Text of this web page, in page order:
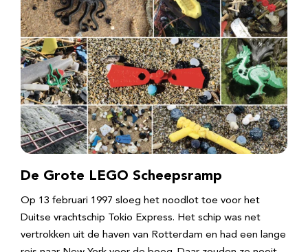
De Grote LEGO Scheepsramp
Op 13 februari 1997 sloeg het noodlot toe voor het
Duitse vrachtschip Tokio Express. Het schip was net
vertrokken uit de haven van Rotterdam en had een lange